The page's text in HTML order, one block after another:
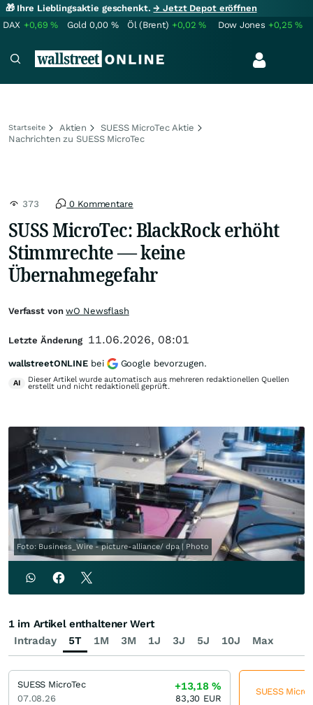
🎁 Ihre Lieblingsaktie geschenkt.→ Jetzt Depot eröffnen
DAX +0,69% Gold 0,00 % Öl (Brent) +0,02% Dow Jones +0,25%
Startseite Aktien
SUESS MicroTec Aktie
Nachrichten zu SUESS MicroTec
373 0 Kommentare
SUSS MicroTec: BlackRock erhöht
Stimmrechte — keine
Übernahmegefahr
Foto: Business_Wire - picture-alliance/ dpa | Photo
Verfasst vonwO Newsflash
Letzte Änderung 11.06.2026, 08:01
wallstreetONLINE bei Google bevorzugen.
AI Dieser Artikel wurde automatisch aus mehreren redaktionellen Quellen
erstellt und nicht redaktionell geprüft.
Intraday 5T 1M 3M 1J 3J 5J 10J Max
1 im Artikel enthaltener Wert
SUESS MicroTec
07.08.26
+13,18%
83,30 EUR
SUESS